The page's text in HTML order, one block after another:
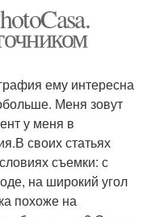
Световая схема
ему интересна
Меня зовут
у меня в
своих статьях
съемки: с
на широкий угол
похоже на